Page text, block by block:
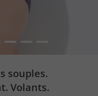
6 7
souples.
Volants.